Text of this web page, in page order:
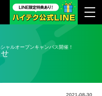
ャルオープンキャンパス開催！
2021-08-30